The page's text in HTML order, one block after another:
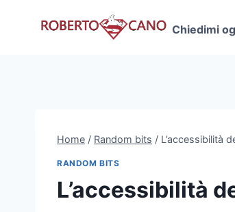
Chiedimi
Home / Random bits / L’accessibilità
RANDOM BITS
L’accessibilità